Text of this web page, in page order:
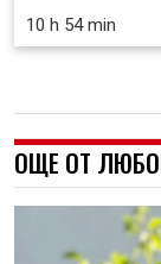
10 h 54 min
ОЩЕ ОТ